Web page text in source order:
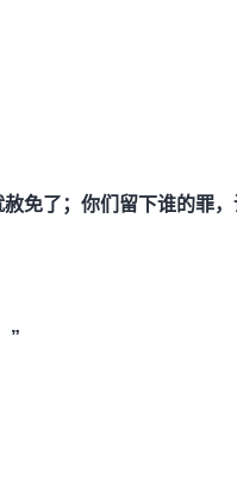
免了；你们留下谁的罪，
”